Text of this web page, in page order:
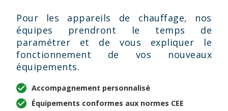
Pour les appareils de chauffage, nos
équipes prendront le temps de
paramétrer et de vous expliquer le
fonctionnement de vos nouveaux
équipements.
Accompagnement personnalisé
Équipements conformes aux normes CEE